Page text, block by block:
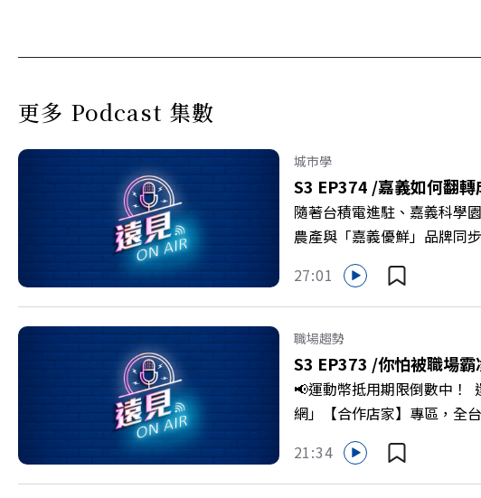
更多 Podcast 集數
城市學
S3 EP374 /嘉義如何翻轉
隨著台積電進駐、嘉義科學
農產與「嘉義優鮮」品牌同
更為地方累積迎向黃金十年
劇團創辦人李永豐、以及嘉
程，並共同看見下一個黃金
級，化傳統作物為高價值的
打造子弟能安心安居的未來
團董事長 謝金河、紙風車劇
>>>https://gvmkt.pse.is/
27:01
職場趨勢
S3 EP373 /你怕被職場
📢運動幣抵用期限倒數中！
網」【合作店家】專區，
Firstory Podcast 廣告 ——
敗的緊繃感成為日常，我們
爾模式溝通引導師、天下文
21:34